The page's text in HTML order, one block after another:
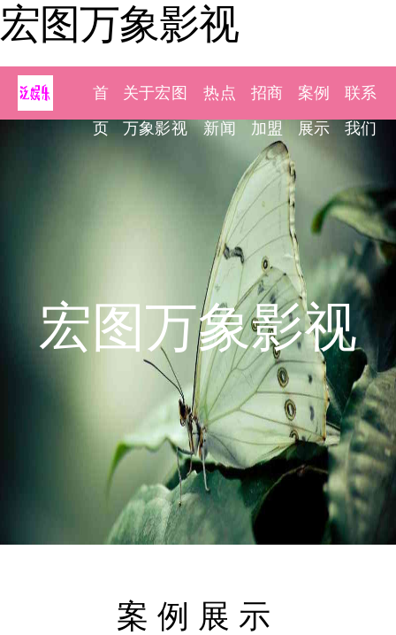
宏图万象影视
首
页
关于宏图
万象影视
热点
新闻
招商
加盟
案例
展示
联系
我们
宏图万象影视
案例展示